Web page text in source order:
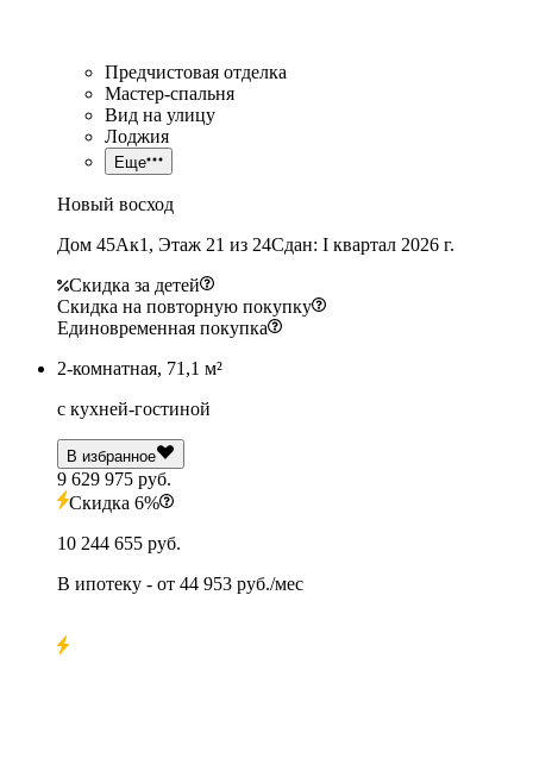
Предчистовая отделка
Мастер-спальня
Вид на улицу
Лоджия
Еще
Новый восход
Дом 45Ак1, Этаж 21 из 24Сдан: I квартал 2026 г.
Скидка за детей
Скидка на повторную покупку
Единовременная покупка
2-комнатная, 71,1 м²
с кухней-гостиной
В избранное
9 629 975 руб.
Скидка 6%
10 244 655 руб.
В ипотеку - от 44 953 руб./мес